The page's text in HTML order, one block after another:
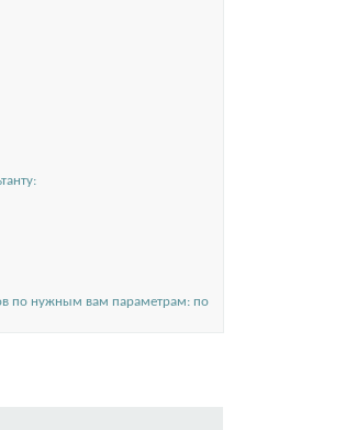
по нужным вам параметрам: по